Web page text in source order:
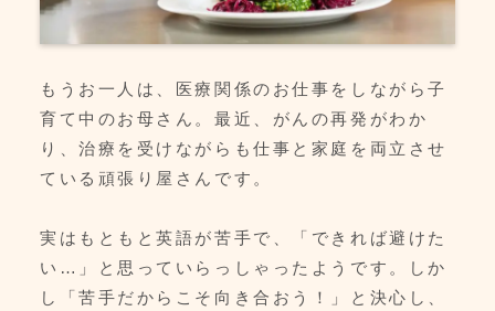
もうお一人は、医療関係のお仕事をしながら子
育て中のお母さん。最近、がんの再発がわか
り、治療を受けながらも仕事と家庭を両立させ
ている頑張り屋さんです。
実はもともと英語が苦手で、「できれば避けた
い…」と思っていらっしゃったようです。しか
し「苦手だからこそ向き合おう！」と決心し、